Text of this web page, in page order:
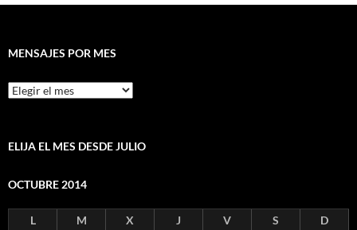
MENSAJES POR MES
Mensajes
por
ELIJA EL MES DESDE JULIO
OCTUBRE 2014
L M X J V S
D